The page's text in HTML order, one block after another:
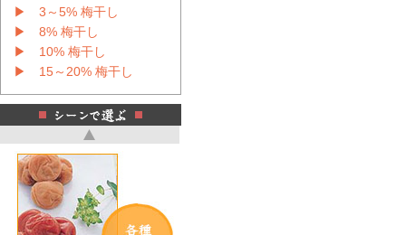
▶ 3～5% 梅干し
▶ 8% 梅干し
▶ 10% 梅干し
▶ 15～20% 梅干し